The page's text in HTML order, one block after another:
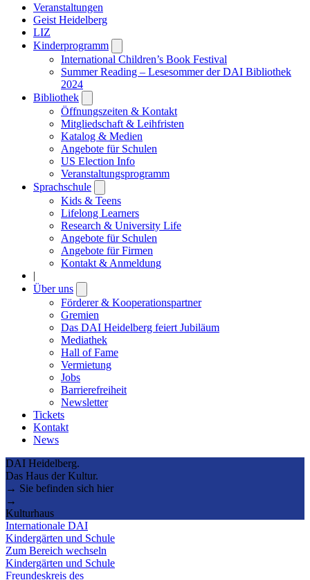
Veranstaltungen
Geist Heidelberg
LIZ
Kinderprogramm
submenu
International Children’s Book Festival
Summer Reading – Lesesommer der DAI Bibliothek
2024
Bibliothek
submenu
Öffnungszeiten & Kontakt
Mitgliedschaft & Leihfristen
Katalog & Medien
Angebote für Schulen
US Election Info
Veranstaltungsprogramm
Sprachschule
submenu
Kids & Teens
Lifelong Learners
Research & University Life
Angebote für Schulen
Angebote für Firmen
Kontakt & Anmeldung
|
Über uns
submenu
Förderer & Kooperationspartner
Gremien
Das DAI Heidelberg feiert Jubiläum
Mediathek
Hall of Fame
Vermietung
Jobs
Barrierefreiheit
Newsletter
Tickets
Kontakt
News
DAI Heidelberg.
Das Haus der Kultur.
→ Sie befinden sich hier
→
Kulturhaus
Internationale DAI
Kindergärten und Schule
Zum Bereich wechseln
Kindergärten und Schule
Freundeskreis des